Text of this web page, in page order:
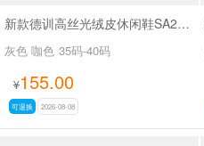
新款德训高丝光绒皮休闲鞋SA2H008
灰色 咖色 35码-40码
¥155.00
可退换 2026-08-08